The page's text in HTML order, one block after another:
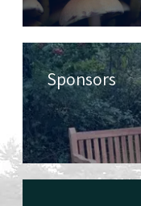
Sponsors